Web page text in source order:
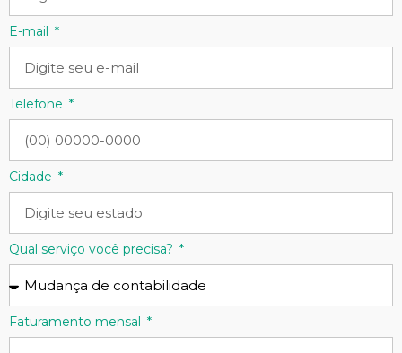
E-mail
Telefone
Cidade
Qual serviço você precisa?
Faturamento mensal